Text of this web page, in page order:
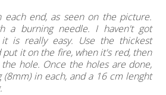
end, as seen on the picture.
a burning needle. I haven't got
is really easy. Use the thickest
put it on the fire, when it's red, then
hole. Once the holes are done,
in each, and a 16 cm lenght